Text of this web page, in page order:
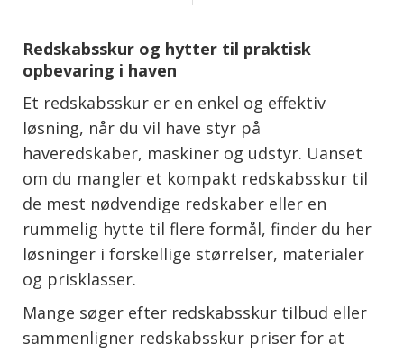
Redskabsskur og hytter til praktisk
opbevaring i haven
Et redskabsskur er en enkel og effektiv
løsning, når du vil have styr på
haveredskaber, maskiner og udstyr. Uanset
om du mangler et kompakt redskabsskur til
de mest nødvendige redskaber eller en
rummelig hytte til flere formål, finder du her
løsninger i forskellige størrelser, materialer
og prisklasser.
Mange søger efter redskabsskur tilbud eller
sammenligner redskabsskur priser for at